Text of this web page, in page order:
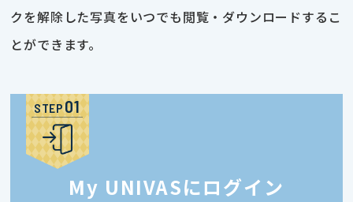
クを解除した写真をいつでも閲覧・ダウンロードするこ
とができます。
STEP
My UNIVASにログイン